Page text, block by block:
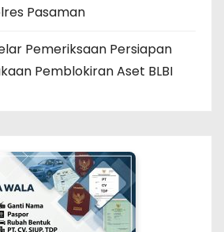
Pasaman
Pemeriksaan Persiapan
Pemblokiran Aset BLBI